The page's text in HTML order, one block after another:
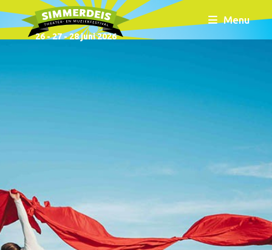
26 - 27 - 28 juni 2026
Menu